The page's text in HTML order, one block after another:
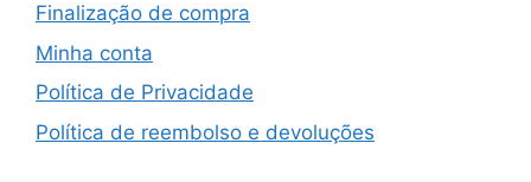
Finalização de compra
Minha conta
Política de Privacidade
Política de reembolso e devoluções